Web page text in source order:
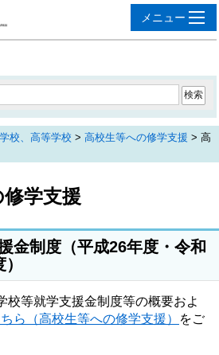
校、高等学校 > 高校生等への修学支援 > 高
学支援
金制度（平成26年度・令和
等就学支援金制度等の概要およ
ら（高校生等への修学支援）
をご